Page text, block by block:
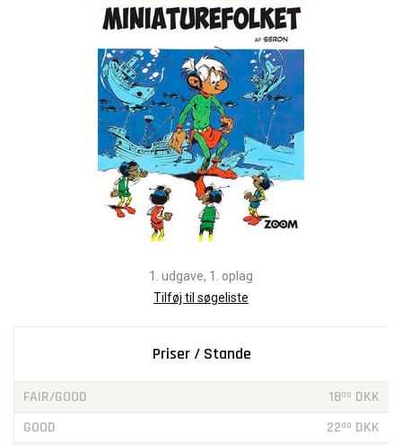
1. udgave, 1. oplag
Tilføj til søgeliste
Priser / Stande
FAIR/GOOD 1800 DKK
GOOD
2200 DKK